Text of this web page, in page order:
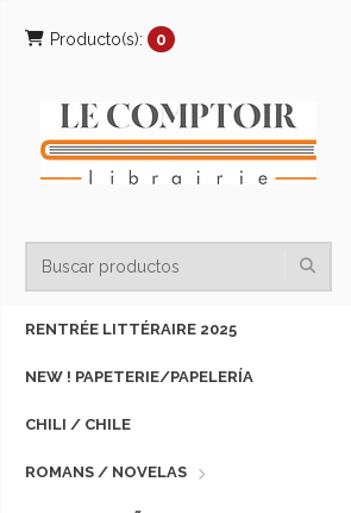
Producto(s): 0
RENTRÉE LITTÉRAIRE 2025
NEW ! PAPETERIE/PAPELERÍA
CHILI / CHILE
ROMANS / NOVELAS